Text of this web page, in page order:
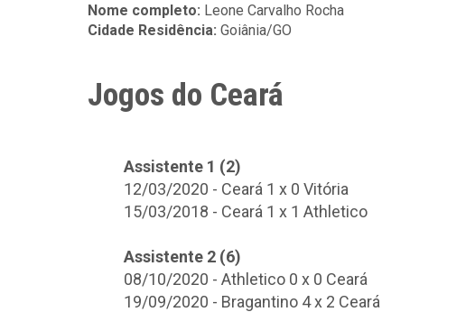
Nome completo: Leone Carvalho Rocha
Cidade Residência: Goiânia/GO
Jogos do Ceará
Assistente 1 (2)
12/03/2020 - Ceará 1 x 0 Vitória
15/03/2018 - Ceará 1 x 1 Athletico
Assistente 2 (6)
08/10/2020 - Athletico 0 x 0 Ceará
19/09/2020 - Bragantino 4 x 2 Ceará